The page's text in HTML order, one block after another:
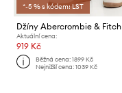
*-5 % s kódem: LST
Džíny Abercrombie & Fitch
Aktuální cena:
919 Kč
Běžná cena:1899 Kč
Nejnižší cena:1039 Kč